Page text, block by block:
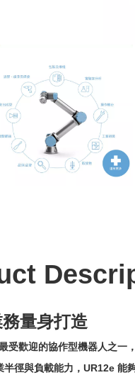
量身打造
受歡迎的協作型機器人之一
半徑與負載能力，UR12e 能